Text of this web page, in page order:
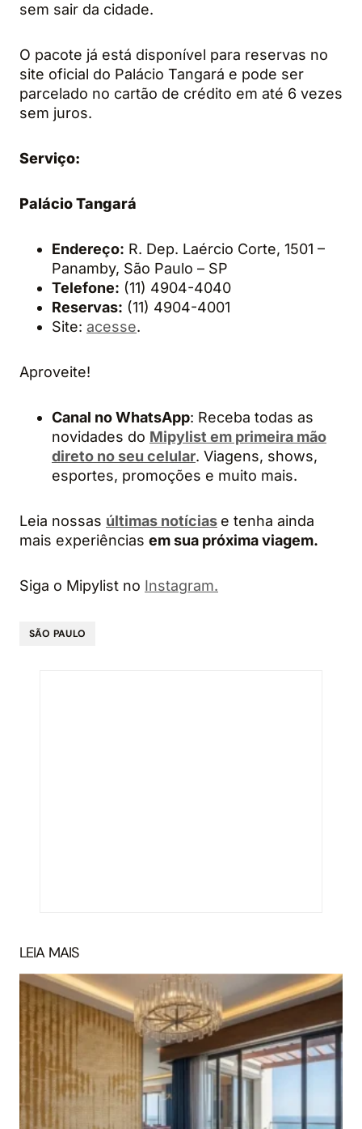
sem sair da cidade.
O pacote já está disponível para reservas no
site oficial do Palácio Tangará e pode ser
parcelado no cartão de crédito em até 6 vezes
sem juros.
Serviço:
Palácio Tangará
Endereço: R. Dep. Laércio Corte, 1501 –
Panamby, São Paulo – SP
Telefone: (11) 4904-4040
Reservas: (11) 4904-4001
Site: acesse.
Aproveite!
Canal noWhatsApp: Receba todas as
novidades do Mipylist em primeira mão
direto no seu celular. Viagens, shows,
esportes, promoções e muito mais.
Leia nossas últimas notícias e tenha ainda
mais experiências em sua próxima viagem.
Siga o Mipylist no Instagram.
SÃO PAULO
LEIA MAIS